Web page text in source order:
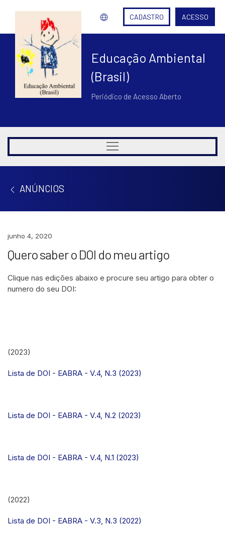
CADASTRO ACESSO
Educação Ambiental
(Brasil)
Periódico de Acesso Aberto
ANÚNCIOS
junho 4, 2020
Quero saber o DOI do meu artigo
Clique nas edições abaixo e procure seu artigo para obter o
numero do seu DOI:
(2023)
Lista de DOI - EABRA - V.4, N.3 (2023)
Lista de DOI - EABRA - V.4, N.2 (2023)
Lista de DOI - EABRA - V.4, N.1 (2023)
(2022)
Lista de DOI - EABRA - V.3, N.3 (2022)